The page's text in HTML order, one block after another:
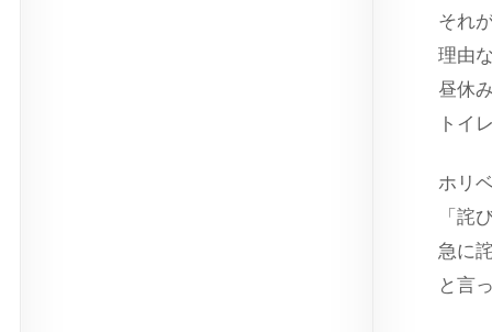
それ
理由
昼休
トイ
ホリ
「詫
急に
と言